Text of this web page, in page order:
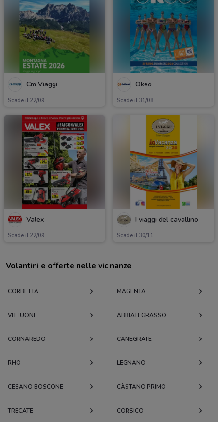
Cm Viaggi
Scade il 22/09
Okeo
Scade il 31/08
Valex
Scade il 22/09
I viaggi del cavallino
Scade il 30/11
Volantini e offerte nelle vicinanze
CORBETTA MAGENTA
VITTUONE ABBIATEGRASSO
CORNAREDO CANEGRATE
RHO LEGNANO
CESANO BOSCONE CÀSTANO PRIMO
TRECATE CORSICO